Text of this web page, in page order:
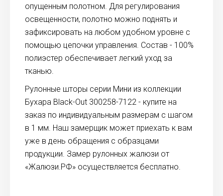
опущенным полотном. Для регулирования
освещенности, полотно можно поднять и
зафиксировать на любом удобном уровне с
помощью цепочки управления. Состав - 100%
полиэстер обеспечивает легкий уход за
тканью.
Рулонные шторы серии Мини из коллекции
Бухара Black-Out 300258-7122 - купите на
заказ по индивидуальным размерам с шагом
в 1 мм. Наш замерщик может приехать к вам
уже в день обращения с образцами
продукции. Замер рулонных жалюзи от
«Жалюзи.РФ» осуществляется бесплатно.